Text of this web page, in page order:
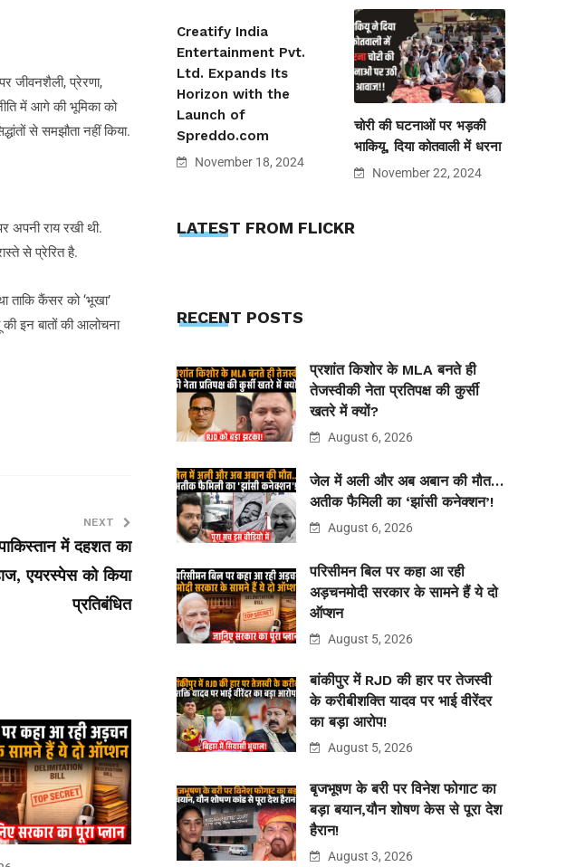
जीवनशैली, प्रेरणा,
में आगे की भूमिका को
से समझौता नहीं किया.
अपनी राय रखी थी.
से प्रेरित है.
ताकि कैंसर को ‘भूखा’
इन बातों की आलोचना
NEXT
में दहशत का
एयरस्पेस को किया
प्रतिबंधित
Creatify India
Entertainment Pvt.
Ltd. Expands Its
Horizon with the
Launch of
Spreddo.com
November 18, 2024
चोरी की घटनाओं पर भड़की
भाकियू, दिया कोतवाली में धरना
November 22, 2024
LATEST FROM FLICKR
RECENT POSTS
प्रशांत किशोर के MLA बनते ही
तेजस्वीकी नेता प्रतिपक्ष की कुर्सी
खतरे में क्यों?
August 6, 2026
जेल में अली और अब अबान की मौत…
अतीक फैमिली का ‘झांसी कनेक्शन’!
August 6, 2026
परिसीमन बिल पर कहा आ रही
अड़चनमोदी सरकार के सामने हैं ये दो
ऑप्शन
August 5, 2026
बांकीपुर में RJD की हार पर तेजस्वी
के करीबीशक्ति यादव पर भाई वीरेंदर
का बड़ा आरोप!
August 5, 2026
बृजभूषण के बरी पर विनेश फोगाट का
बड़ा बयान,यौन शोषण केस से पूरा देश
हैरान!
August 3, 2026